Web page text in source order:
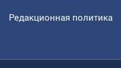
Редакционная политика